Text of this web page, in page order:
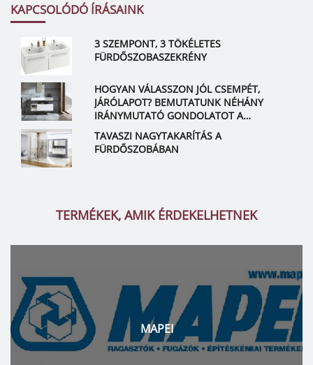
KAPCSOLÓDÓ ÍRÁSAINK
3 SZEMPONT, 3 TÖKÉLETES
FÜRDŐSZOBASZEKRÉNY
HOGYAN VÁLASSZON JÓL CSEMPÉT,
JÁRÓLAPOT? BEMUTATUNK NÉHÁNY
IRÁNYMUTATÓ GONDOLATOT A
MEGALAPOZOTT DÖNTÉSHEZ
TAVASZI NAGYTAKARÍTÁS A
FÜRDŐSZOBÁBAN
TERMÉKEK, AMIK ÉRDEKELHETNEK
MAPEI